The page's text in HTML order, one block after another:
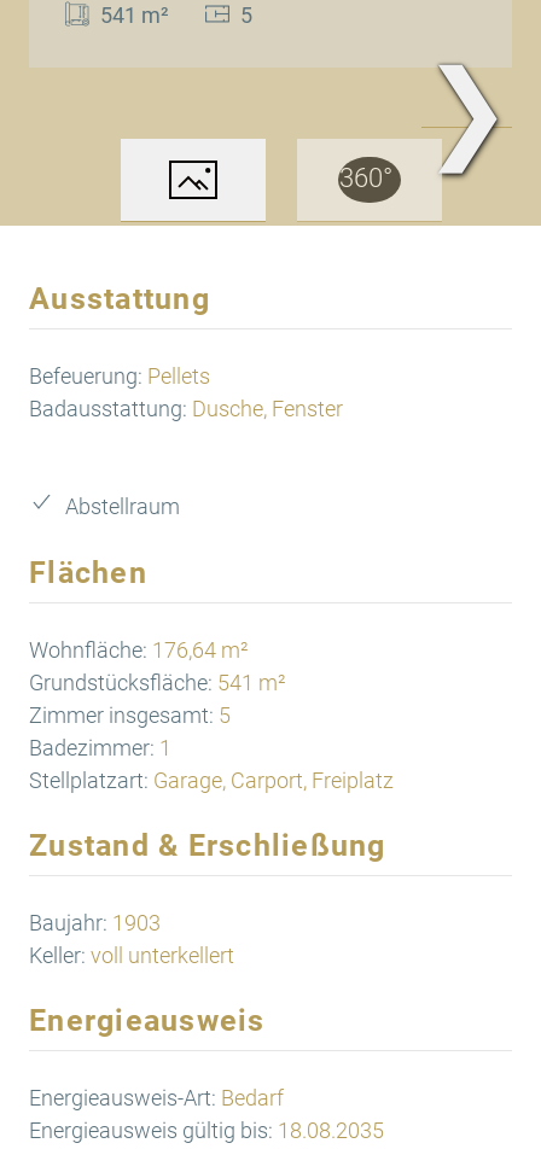
541 m² 5
❯
Ausstattung
Befeuerung: Pellets
Badausstattung: Dusche, Fenster
Abstellraum
Flächen
Wohnfläche: 176,64 m²
Grundstücksfläche: 541 m²
Zimmer insgesamt: 5
Badezimmer: 1
Stellplatzart: Garage, Carport, Freiplatz
Zustand & Erschließung
Baujahr: 1903
Keller: voll unterkellert
Energieausweis
Energieausweis-Art: Bedarf
Energieausweis gültig bis: 18.08.2035